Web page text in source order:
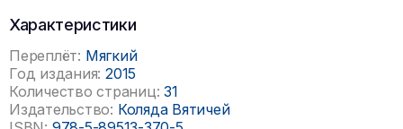
Характеристики
Переплёт: Мягкий
Год издания: 2015
Количество страниц: 31
Издательство: Коляда Вятичей